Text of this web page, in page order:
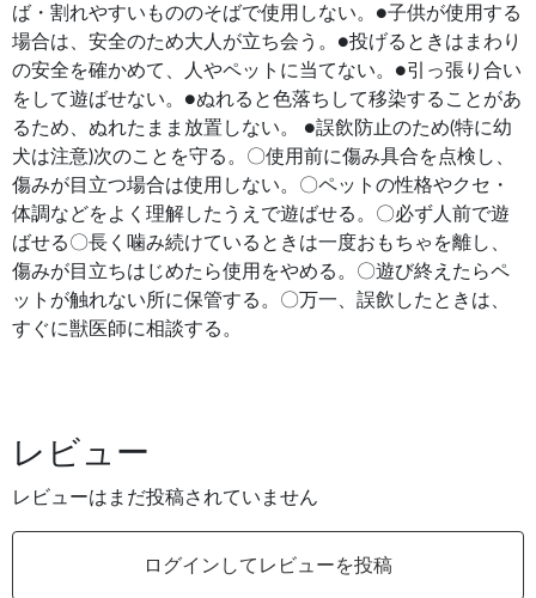
ば・割れやすいもののそばで使用しない。●子供が使用する
場合は、安全のため大人が立ち会う。●投げるときはまわり
の安全を確かめて、人やペットに当てない。●引っ張り合い
をして遊ばせない。●ぬれると色落ちして移染することがあ
るため、ぬれたまま放置しない。 ●誤飲防止のため(特に幼
犬は注意)次のことを守る。〇使用前に傷み具合を点検し、
傷みが目立つ場合は使用しない。〇ペットの性格やクセ・
体調などをよく理解したうえで遊ばせる。〇必ず人前で遊
ばせる〇長く噛み続けているときは一度おもちゃを離し、
傷みが目立ちはじめたら使用をやめる。〇遊び終えたらペ
ットが触れない所に保管する。〇万一、誤飲したときは、
すぐに獣医師に相談する。
レビュー
レビューはまだ投稿されていません
ログインしてレビューを投稿